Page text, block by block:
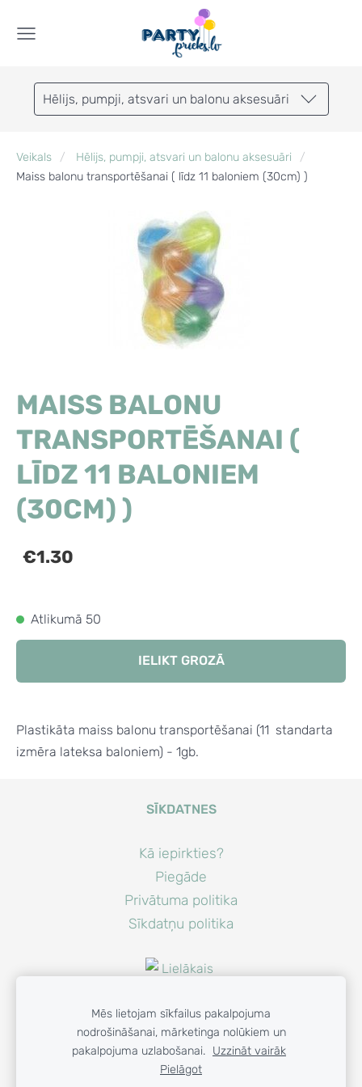
Hēlijs, pumpji, atsvari un balonu aksesuāri
Veikals
Hēlijs, pumpji, atsvari un balonu aksesuāri
Maiss balonu transportēšanai ( līdz 11 baloniem (30cm) )
MAISS BALONU
TRANSPORTĒŠANAI (
LĪDZ 11 BALONIEM
(30CM) )
€1.30
Atlikumā 50
IELIKT GROZĀ
Plastikāta maiss balonu transportēšanai (11 standarta
izmēra lateksa baloniem) - 1gb.
SĪKDATNES
Kā iepirkties?
Piegāde
Privātuma politika
Sīkdatņu politika
Mēs lietojam sīkfailus pakalpojuma
nodrošināšanai, mārketinga nolūkiem un
pakalpojuma uzlabošanai. Uzzināt vairāk
Pielāgot